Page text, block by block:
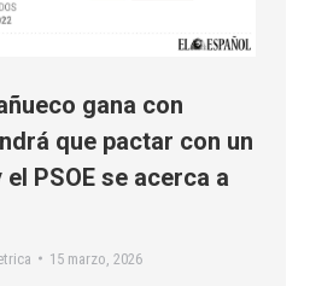
gana con
que pactar con un
PSOE se acerca a
15 marzo, 2026